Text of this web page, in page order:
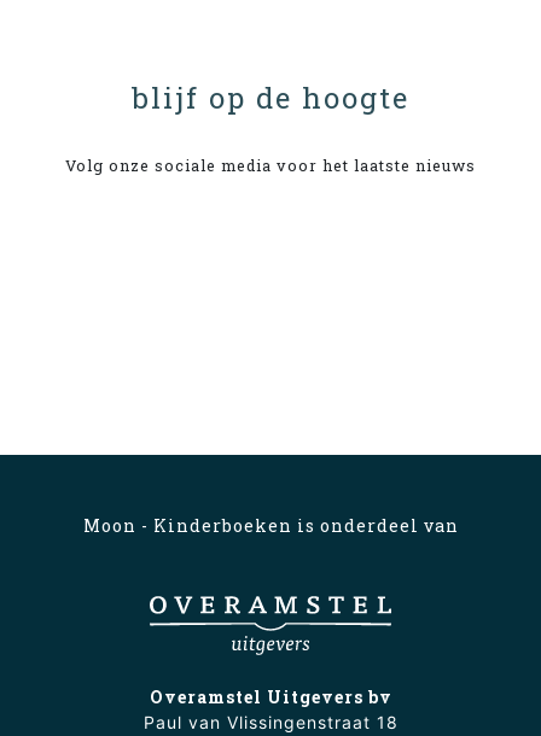
blijf op de hoogte
Volg onze sociale media voor het laatste nieuws
Moon - Kinderboeken is onderdeel van
Overamstel Uitgevers bv
Paul van Vlissingenstraat 18